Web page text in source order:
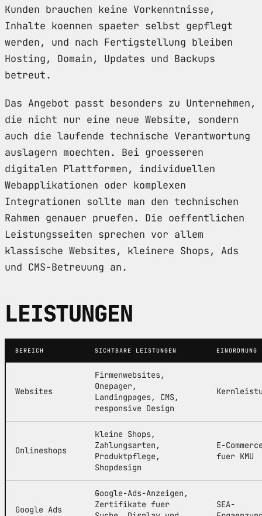
Kunden brauchen keine Vorkenntnisse,
Inhalte koennen spaeter selbst gepflegt
werden, und nach Fertigstellung bleiben
Hosting, Domain, Updates und Backups
betreut.
Das Angebot passt besonders zu Unternehmen,
die nicht nur eine neue Website, sondern
auch die laufende technische Verantwortung
auslagern moechten. Bei groesseren
digitalen Plattformen, individuellen
Webapplikationen oder komplexen
Integrationen sollte man den technischen
Rahmen genauer pruefen. Die oeffentlichen
Leistungsseiten sprechen vor allem
klassische Websites, kleinere Shops, Ads
und CMS-Betreuung an.
LEISTUNGEN
BEREICH SICHTBARE LEISTUNGEN EINORDNUNG
Websites
Firmenwebsites,
Onepager,
Landingpages, CMS,
responsive Design
Onlineshops
kleine Shops,
Zahlungsarten,
Produktpflege,
Shopdesign
E-
fuer KMU
Google Ads
Google-Ads-Anzeigen,
Zertifikate fuer
SEA-